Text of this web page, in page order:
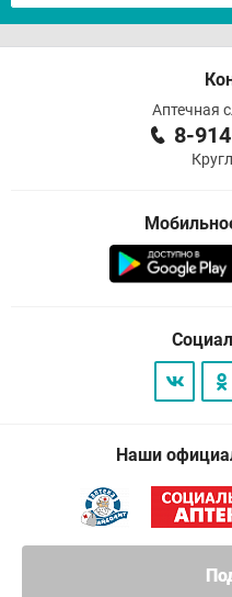
Аптечная
8-
Наши